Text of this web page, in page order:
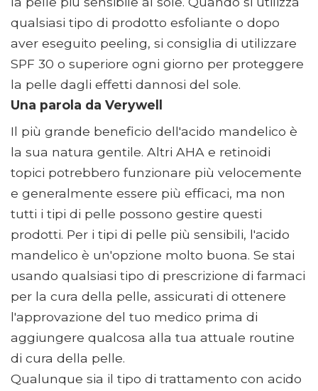
qualsiasi tipo di prodotto esfoliante o dopo
aver eseguito peeling, si consiglia di utilizzare
SPF 30 o superiore ogni giorno per proteggere
la pelle dagli effetti dannosi del sole.
Una parola da Verywell
Il più grande beneficio dell'acido mandelico è
la sua natura gentile. Altri AHA e retinoidi
topici potrebbero funzionare più velocemente
e generalmente essere più efficaci, ma non
tutti i tipi di pelle possono gestire questi
prodotti. Per i tipi di pelle più sensibili, l'acido
mandelico è un'opzione molto buona. Se stai
usando qualsiasi tipo di prescrizione di farmaci
per la cura della pelle, assicurati di ottenere
l'approvazione del tuo medico prima di
aggiungere qualcosa alla tua attuale routine
di cura della pelle.
Qualunque sia il tipo di trattamento con acido